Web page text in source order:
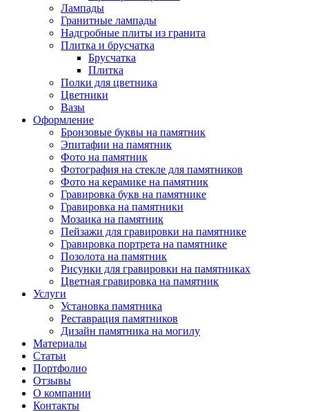
Лампады
Гранитные лампады
Надгробные плиты из гранита
Плитка и брусчатка
Брусчатка
Плитка
Полки для цветника
Цветники
Вазы
Оформление
Бронзовые буквы на памятник
Эпитафии на памятник
Фото на памятник
Фотография на стекле для памятников
Фото на керамике на памятник
Гравировка букв на памятнике
Гравировка на памятники
Мозаика на памятник
Пейзажи для гравировки на памятнике
Гравировка портрета на памятнике
Позолота на памятник
Рисунки для гравировки на памятниках
Цветная гравировка на памятник
Услуги
Установка памятника
Реставрация памятников
Дизайн памятника на могилу
Материалы
Статьи
Портфолио
Отзывы
О компании
Контакты